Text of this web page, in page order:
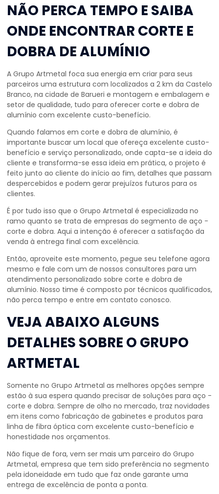
NÃO PERCA TEMPO E SAIBA
ONDE ENCONTRAR CORTE E
DOBRA DE ALUMÍNIO
A Grupo Artmetal foca sua energia em criar para seus
parceiros uma estrutura com localizados a 2 km da Castelo
Branco, na cidade de Barueri e montagem e embalagem e
setor de qualidade, tudo para oferecer corte e dobra de
alumínio com excelente custo-benefício.
Quando falamos em corte e dobra de alumínio, é
importante buscar um local que ofereça excelente custo-
benefício e serviço personalizado, onde capta-se a ideia do
cliente e transforma-se essa ideia em prática, o projeto é
feito junto ao cliente do início ao fim, detalhes que passam
despercebidos e podem gerar prejuízos futuros para os
clientes.
É por tudo isso que o Grupo Artmetal é especializada no
ramo quanto se trata de empresas do segmento de aço -
corte e dobra. Aqui a intenção é oferecer a satisfação da
venda à entrega final com excelência.
Então, aproveite este momento, pegue seu telefone agora
mesmo e fale com um de nossos consultores para um
atendimento personalizado sobre corte e dobra de
alumínio. Nosso time é composto por técnicos qualificados,
não perca tempo e entre em contato conosco.
VEJA ABAIXO ALGUNS
DETALHES SOBRE O GRUPO
ARTMETAL
Somente no Grupo Artmetal as melhores opções sempre
estão à sua espera quando precisar de soluções para aço -
corte e dobra. Sempre de olho no mercado, traz novidades
em itens como fabricação de gabinetes e produtos para
linha de fibra óptica com excelente custo-benefício e
honestidade nos orçamentos.
Não fique de fora, vem ser mais um parceiro do Grupo
Artmetal, empresa que tem sido preferência no segmento
pela idoneidade em tudo que faz onde garante uma
entrega de excelência de ponta a ponta.